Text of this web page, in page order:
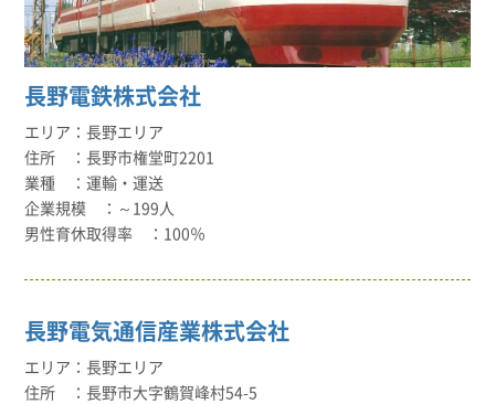
長野電鉄株式会社
長野エリア
長野市権堂町2201
運輸・運送
～199人
100％
長野電気通信産業株式会社
長野エリア
長野市大字鶴賀峰村54-5